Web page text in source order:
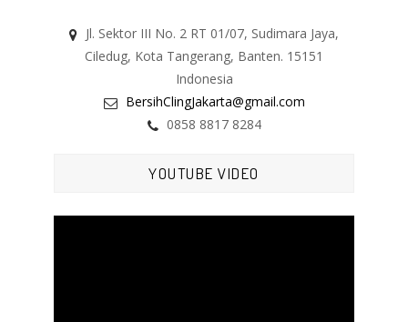
Jl. Sektor III No. 2 RT 01/07, Sudimara Jaya,
Ciledug, Kota Tangerang, Banten. 15151
Indonesia
BersihClingJakarta@gmail.com
0858 8817 8284
YOUTUBE VIDEO